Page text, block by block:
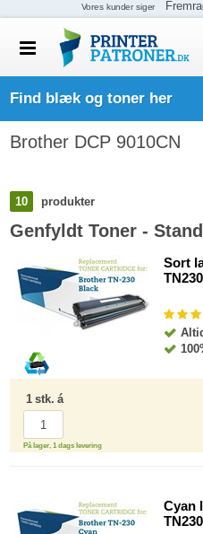
Find blæk og toner her
Brother DCP 9010CN
10 produkter
Genfyldt Toner -
Sort
1 stk. á
På lager, 1 dags levering
Cyan